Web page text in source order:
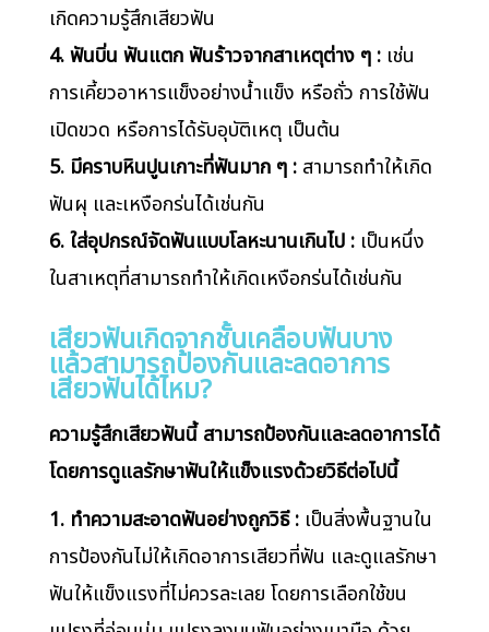
เกิดความรู้สึกเสียวฟัน
4. ฟันบิ่น ฟันแตก ฟันร้าวจากสาเหตุต่าง ๆ :เช่น
การเคี้ยวอาหารแข็งอย่างน้ำแข็ง หรือถั่ว การใช้ฟัน
เปิดขวด หรือการได้รับอุบัติเหตุ เป็นต้น
5. มีคราบหินปูนเกาะที่ฟันมาก ๆ :สามารถทำให้เกิด
ฟันผุ และเหงือกร่นได้เช่นกัน
6. ใส่อุปกรณ์จัดฟันแบบโลหะนานเกินไป :เป็นหนึ่ง
ในสาเหตุที่สามารถทำให้เกิดเหงือกร่นได้เช่นกัน
เสียวฟันเกิดจากชั้นเคลือบฟันบาง
แล้วสามารถป้องกันและลดอาการ
เสียวฟันได้ไหม?
ความรู้สึกเสียวฟันนี้ สามารถป้องกันและลดอาการได้
โดยการดูแลรักษาฟันให้แข็งแรงด้วยวิธีต่อไปนี้
1. ทำความสะอาดฟันอย่างถูกวิธี :เป็นสิ่งพื้นฐานใน
การป้องกันไม่ให้เกิดอาการเสียวที่ฟัน และดูแลรักษา
ฟันให้แข็งแรงที่ไม่ควรละเลย โดยการเลือกใช้ขน